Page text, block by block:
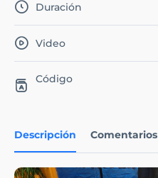
Descripción Comentarios
Duración
Video
Código